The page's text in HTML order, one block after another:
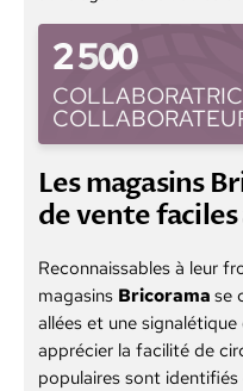
2 500
Les magasins
de vente
Reconnaissables à leur
magasins Bricorama se
allées et une
apprécier la facilité de
populaires sont identifiés